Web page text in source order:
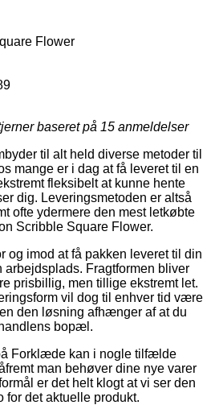
Flower
baseret på 15 anmeldelser
til alt held diverse metoder til
mange er i dag at få leveret til en
fleksibelt at kunne hente
dig. Leveringsmetoden er altså
ofte ydermere den mest letkøbte
Scribble Square Flower.
og imod at få pakken leveret til din
arbejdsplads. Fragtformen bliver
prisbillig, men tillige ekstremt let.
vil dog til enhver tid være
den løsning afhænger af at du
bopæl.
Forklæde kan i nogle tilfælde
man behøver dine nye varer
er det helt klogt at vi ser den
for det aktuelle produkt.